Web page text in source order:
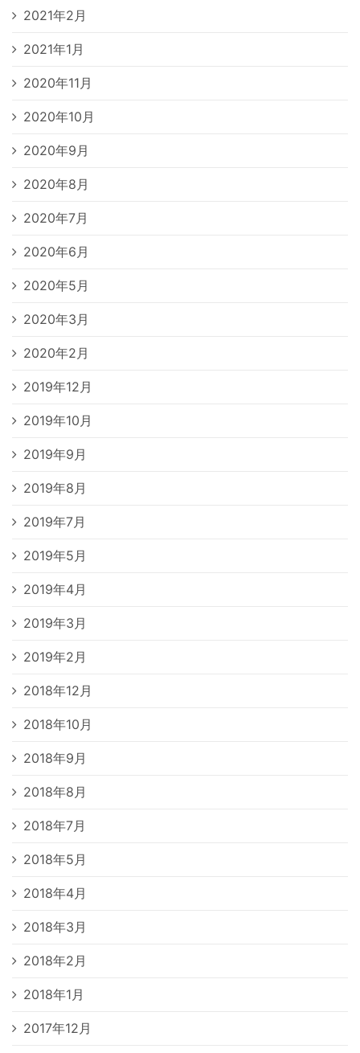
2021年2月
2021年1月
2020年11月
2020年10月
2020年9月
2020年8月
2020年7月
2020年6月
2020年5月
2020年3月
2020年2月
2019年12月
2019年10月
2019年9月
2019年8月
2019年7月
2019年5月
2019年4月
2019年3月
2019年2月
2018年12月
2018年10月
2018年9月
2018年8月
2018年7月
2018年5月
2018年4月
2018年3月
2018年2月
2018年1月
2017年12月